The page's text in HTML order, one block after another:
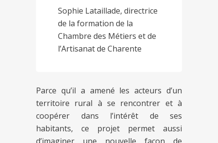
Sophie Lataillade, directrice
de la formation de la
Chambre des Métiers et de
l’Artisanat de Charente
Parce qu’il a amené les acteurs d’un
territoire rural à se rencontrer et à
coopérer dans l’intérêt de ses
habitants, ce projet permet aussi
d’imaginer une nouvelle façon de